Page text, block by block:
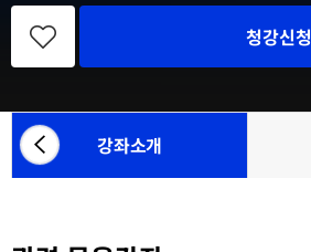
관
좌
등
청강신청
좌
강좌소개
참
목